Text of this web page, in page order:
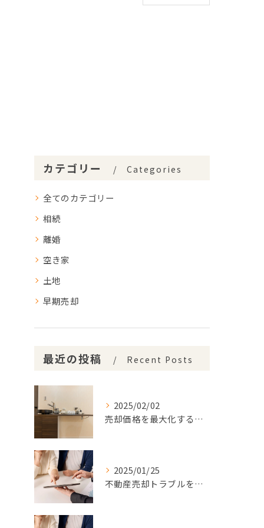
カテゴリー Categories
全てのカテゴリー
相続
離婚
空き家
土地
早期売却
最近の投稿 Recent Posts
2025/02/02
売却価格を最大化するための戦略的プランニング
2025/01/25
不動産売却トラブルを回避するための必須ガイド